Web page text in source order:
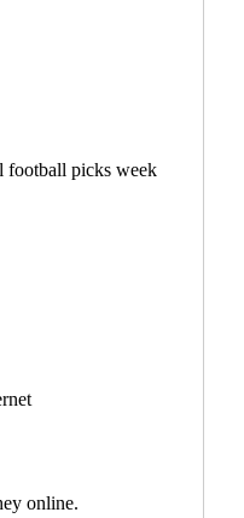
football picks week
online.